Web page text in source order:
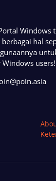
Windows
hal
Windows users!